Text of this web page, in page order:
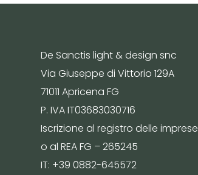
De Sanctis light & design snc
Via Giuseppe di Vittorio 129A
71011 Apricena FG
P. IVA IT03683030716
Iscrizione al registro delle imprese
o al REA FG – 265245
IT: +39 0882-645572